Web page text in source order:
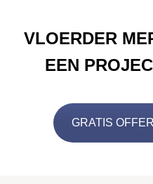
VLOERDER
EEN
GRATIS